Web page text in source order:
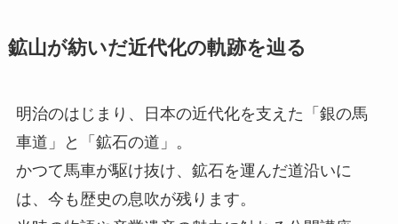
鉱山が紡いだ近代化の軌跡を辿る
明治のはじまり、日本の近代化を支えた「銀の馬
車道」と「鉱石の道」。
かつて馬車が駆け抜け、鉱石を運んだ道沿いに
は、今も歴史の息吹が残ります。